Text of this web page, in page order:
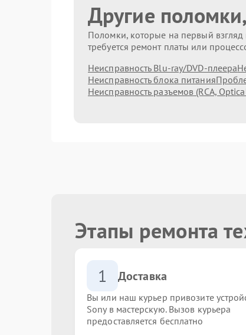
Другие
Поломки, которые на первый
требуется ремонт платы или
Неисправность Blu-ray/DVD-плеера
Неисправность блока питания
Неисправность разъемов (RCA,
Этапы ремонта
1 Доставка
Вы или наш курьер привозите
Sony в мастерскую. Вызов курьера
предоставляется бесплатно